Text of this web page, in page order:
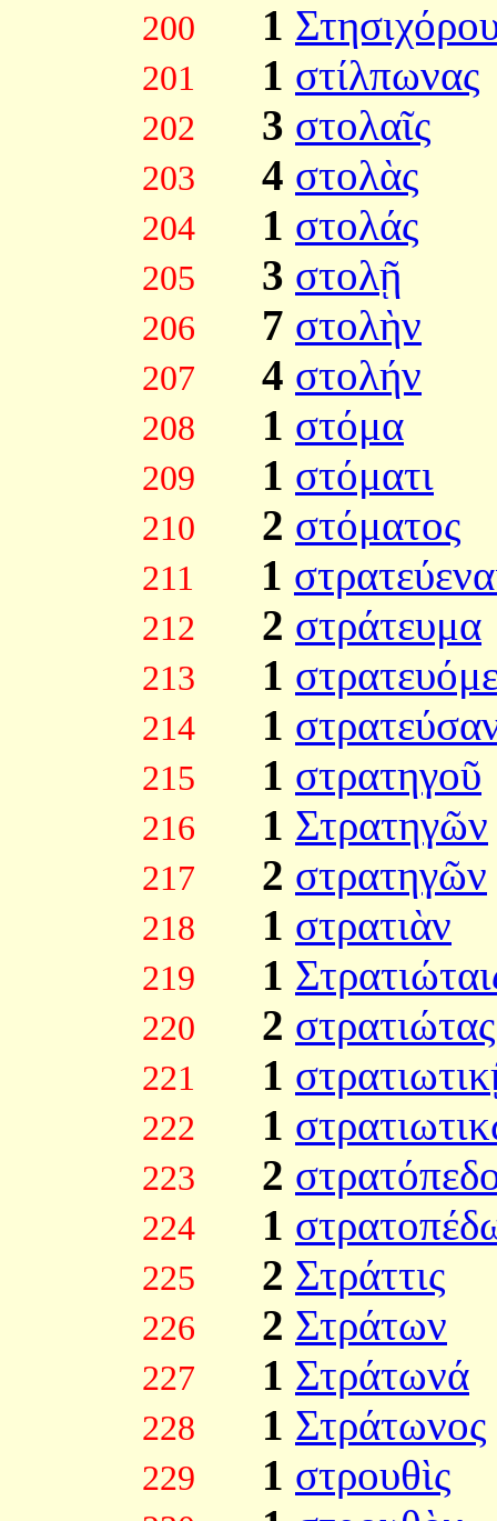
200 1
201 1 στίλπωνας
202 3 στολαῖς
203 4 στολὰς
204 1 στολάς
205 3 στολῇ
206 7 στολὴν
207 4 στολήν
208 1 στόμα
209 1 στόματι
210 2 στόματος
211 1
212 2 στράτευμα
213 1
214 1
215 1 στρατηγοῦ
216 1 Στρατηγῶν
217 2 στρατηγῶν
218 1 στρατιὰν
219 1
220 2 στρατιώτας
221 1
222 1
223 2
224 1
225 2 Στράττις
226 2 Στράτων
227 1 Στράτωνά
228 1 Στράτωνος
229 1 στρουθὶς